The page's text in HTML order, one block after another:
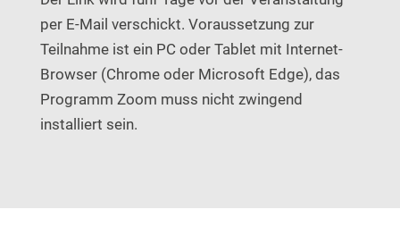
per E-Mail verschickt. Voraussetzung zur
Teilnahme ist ein PC oder Tablet mit Internet-
Browser (Chrome oder Microsoft Edge), das
Programm Zoom muss nicht zwingend
installiert sein.